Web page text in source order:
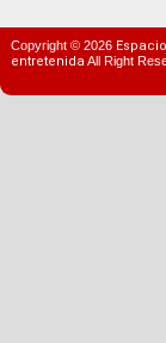
Copyright © 2026
entretenida All Right